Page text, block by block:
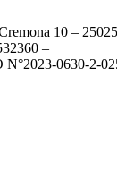
10 –
–
0630-2-